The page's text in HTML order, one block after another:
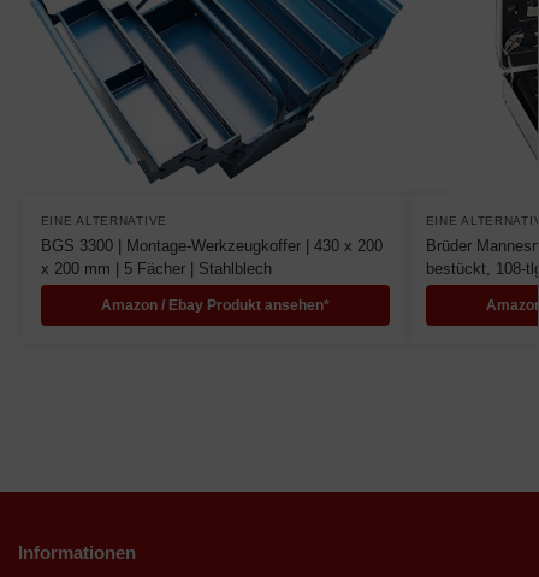
EINE ALTERNATIVE
BGS 3300 | Montage-Werkzeugkoffer | 430 x 200
x 200 mm | 5 Fächer | Stahlblech
Amazon / Ebay Produkt ansehen*
EINE
Brüder
bestückt, 108-
Informationen